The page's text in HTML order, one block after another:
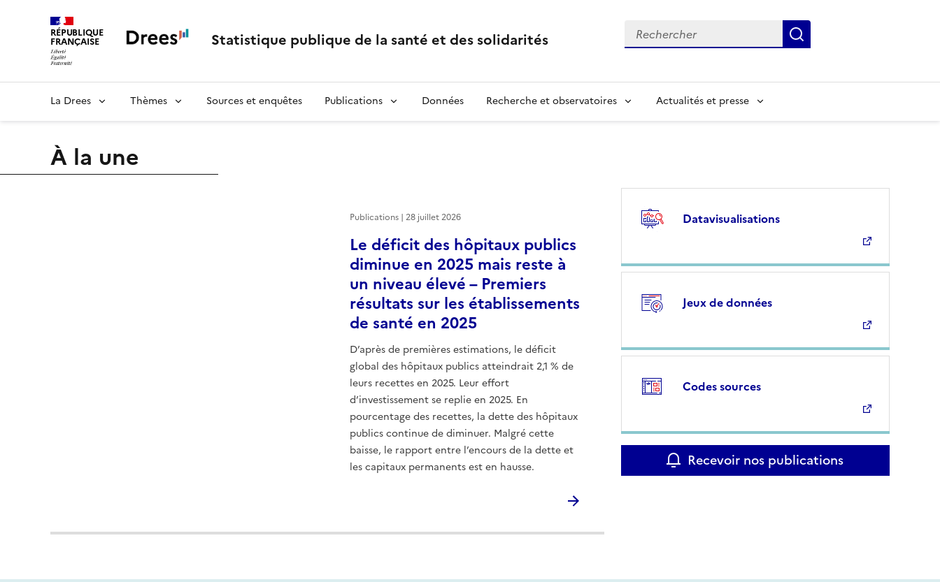
RÉPUBLIQUE
FRANÇAISE Statistique publique de la santé et des solidarités
Rechercher
Input to search in solr server by keyword
La Drees Thèmes Sources et enquêtes Publications Données Recherche et observatoires Actualités et presse
À la une
Le déficit des hôpitaux publics
diminue en 2025 mais reste à
un niveau élevé – Premiers
résultats sur les établissements
de santé en 2025
D’après de premières estimations, le déficit
global des hôpitaux publics atteindrait 2,1 % de
leurs recettes en 2025. Leur effort
d’investissement se replie en 2025. En
pourcentage des recettes, la dette des hôpitaux
publics continue de diminuer. Malgré cette
baisse, le rapport entre l’encours de la dette et
les capitaux permanents est en hausse.
Publications | 28 juillet 2026 Datavisualisations
Jeux de données
Codes sources
Recevoir nos publications